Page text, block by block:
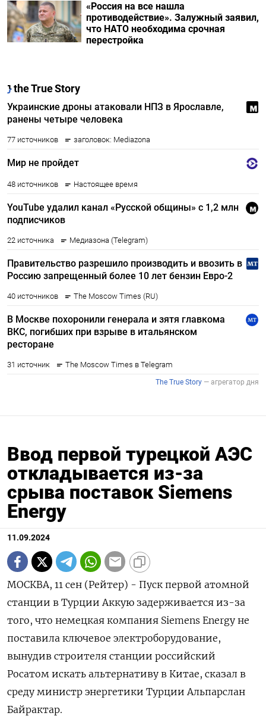
«Россия на все нашла
противодействие». Залужный заявил,
что НАТО необходима срочная
перестройка
Ввод первой турецкой АЭС
откладывается из-за
срыва поставок Siemens
Energy
11.09.2024
МОСКВА, 11 сен (Рейтер) - Пуск первой атомной
станции в Турции Аккую задерживается из-за
того, что немецкая компания Siemens Energy не
поставила ключевое электроборудование,
вынудив строителя станции российский
Росатом искать альтернативу в Китае, сказал в
среду министр энергетики Турции Альпарслан
Байрактар.